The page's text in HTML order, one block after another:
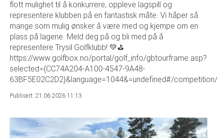
flott mulighet til å konkurrere, oppleve lagspill og
representere klubben på en fantastisk måte. Vi håper så
mange som mulig ønsker å være med og kjempe om en
plass på lagene. Meld deg på og bli med på å
representere Trysil Golfklubb! 💚⛳
https://www.golfbox.no/portal/golf_info/gbtourframe.asp?
selected={CC74A204-A100-4547-9A48-
63BF5E02C2D2}&language=1044&=undefined#/
Publisert: 21.06.2026 11:13